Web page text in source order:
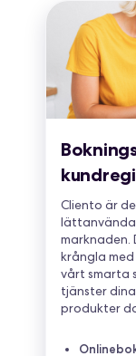
Cliento är
lättanvända
marknaden.
krångla
vårt smarta
tjänster
produkter